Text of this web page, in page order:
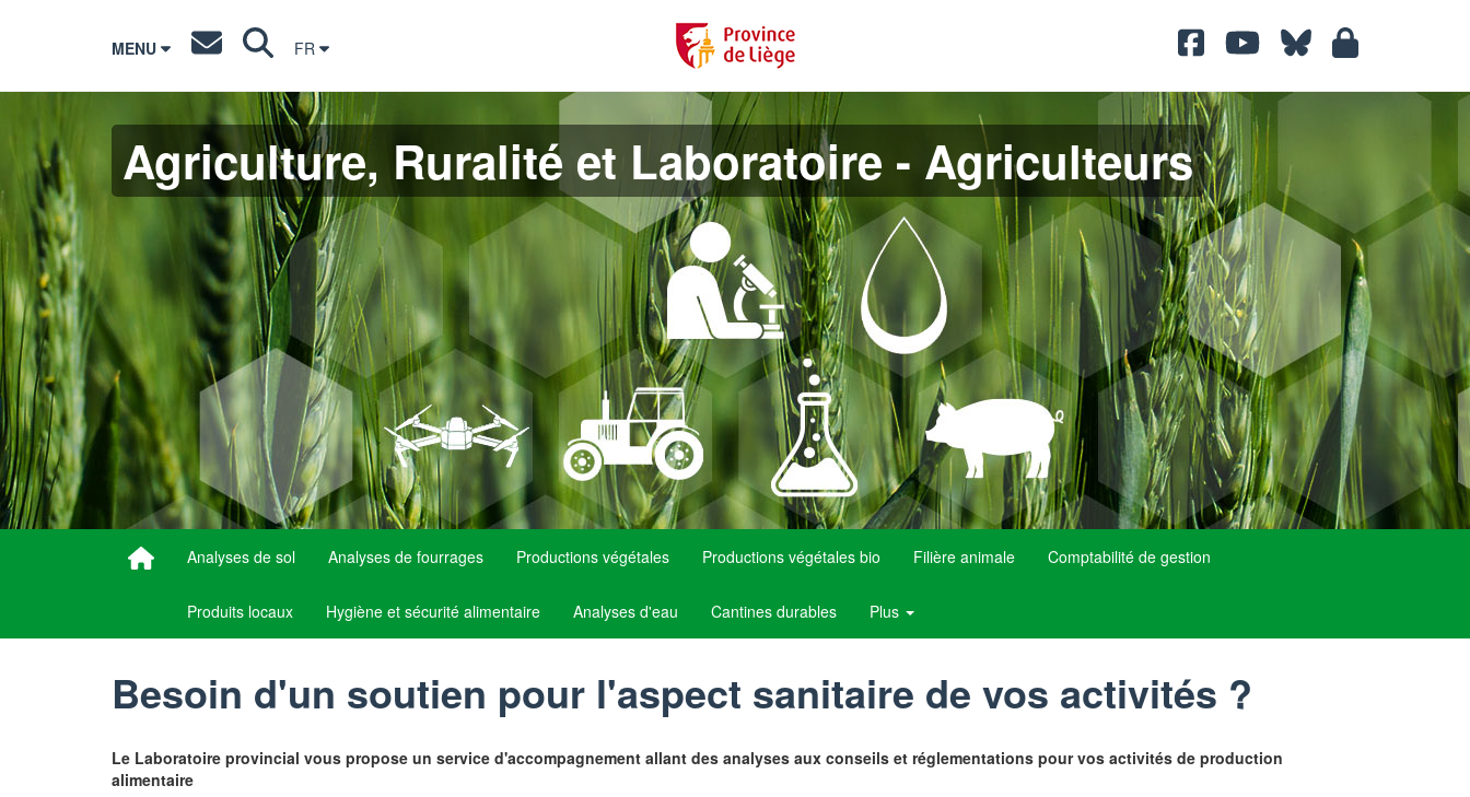
MENU FR
Agriculture, Ruralité et Laboratoire - Agriculteurs
Analyses de sol Analyses de fourrages Productions végétales Productions végétales bio Filière animale Comptabilité de gestion
Produits locaux Hygiène et sécurité alimentaire Analyses d'eau Cantines durables Plus
Besoin d'un soutien pour l'aspect sanitaire de vos activités ?
Le Laboratoire provincial vous propose un service d'accompagnement allant des analyses aux conseils et réglementations pour vos activités de production
alimentaire